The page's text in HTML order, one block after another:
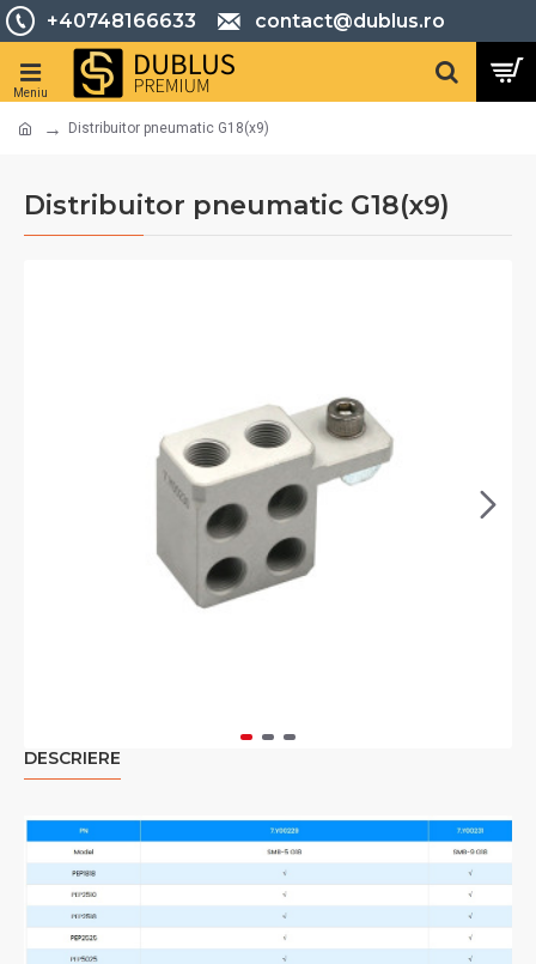
+40748166633 contact@dublus.ro
Distribuitor pneumatic G18(x9)
Distribuitor pneumatic G18(x9)
DESCRIERE